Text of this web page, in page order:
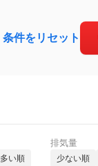
条件をリセット
多い順
排気量
少ない順